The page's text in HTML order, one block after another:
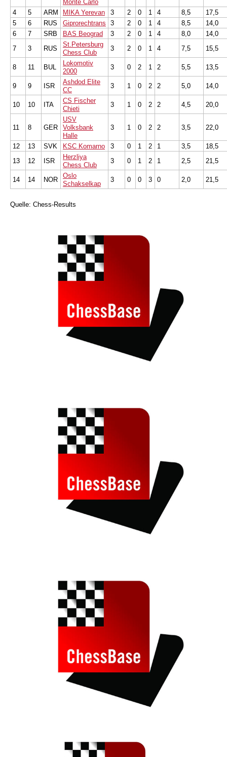
Monte Carlo
4
5 ARM MIKA Yerevan 3 2 0 1 4 8,5
17,5
5
6 RUS Giprorechtrans 3 2 0 1 4 8,5
14,0
6
7 SRB BAS Beograd 3 2 0 1 4 8,0
14,0
7
3 RUS
St.Petersburg
Chess Club
3 2 0 1 4 7,5 15,5
8 11 BUL
Lokomotiv
2000
3 0 2 1 2 5,5 13,5
9 9 ISR
Ashdod Elite
CC
3 1 0 2 2 5,0 14,0
10 10 ITA
CS Fischer
Chieti
3 1 0 2 2 4,5 20,0
11 8 GER
USV
Volksbank
Halle
3 1 0 2 2 3,5 22,0
12 13 SVK KSC Komarno 3 0 1 2 1 3,5
18,5
13
12 ISR
Herzliya
Chess Club
3 0 1 2 1 2,5 21,5
14 14 NOR
Oslo
Schakselkap
3 0 0 3 0 2,0 21,5
Quelle: Chess-Results